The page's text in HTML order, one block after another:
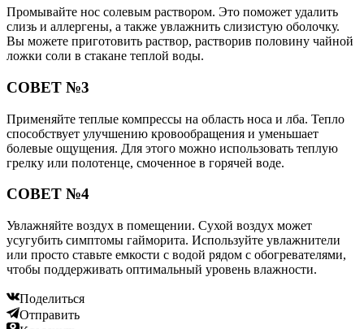
Промывайте нос солевым раствором. Это поможет удалить
слизь и аллергены, а также увлажнить слизистую оболочку.
Вы можете приготовить раствор, растворив половину чайной
ложки соли в стакане теплой воды.
СОВЕТ №3
Применяйте теплые компрессы на область носа и лба. Тепло
способствует улучшению кровообращения и уменьшает
болевые ощущения. Для этого можно использовать теплую
грелку или полотенце, смоченное в горячей воде.
СОВЕТ №4
Увлажняйте воздух в помещении. Сухой воздух может
усугубить симптомы гайморита. Используйте увлажнители
или просто ставьте емкости с водой рядом с обогревателями,
чтобы поддерживать оптимальный уровень влажности.
Поделиться
Отправить